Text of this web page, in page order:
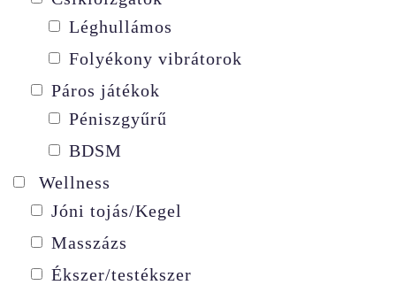
Léghullámos
Folyékony vibrátorok
Páros játékok
Péniszgyűrű
BDSM
Wellness
Jóni tojás/Kegel
Masszázs
Ékszer/testékszer